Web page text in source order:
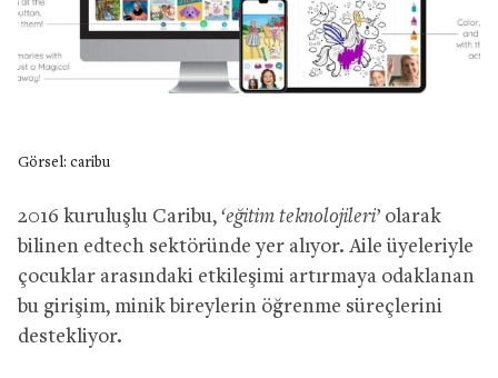
Görsel: caribu
2016 kuruluşlu Caribu, ‘eğitim teknolojileri’ olarak
bilinen edtech sektöründe yer alıyor. Aile üyeleriyle
çocuklar arasındaki etkileşimi artırmaya odaklanan
bu girişim, minik bireylerin öğrenme süreçlerini
destekliyor.